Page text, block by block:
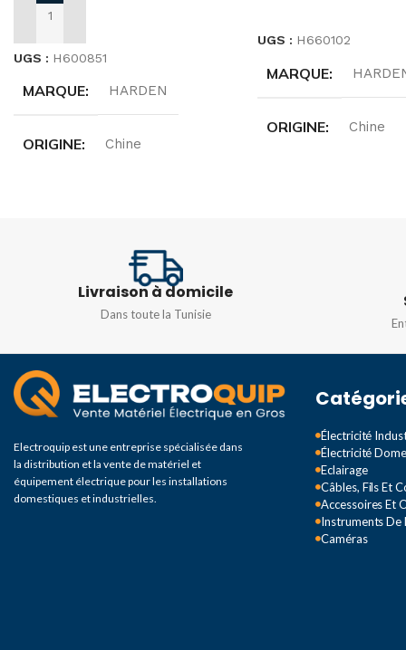
AJOUTER AU PANIER
UGS : H600851
MARQUE HARDEN
ORIGINE Chine
UGS : H660102
MARQUE
ORIGINE Chine
Livraison à domicile
Dans toute la Tunisie
Electroquip est une entreprise spécialisée dans
la distribution et la vente de matériel et
équipement électrique pour les installations
domestiques et industrielles.
Électricité
Électricité
Eclairage
Câbles, Fils Et
Accessoires Et
Instruments De
Caméras